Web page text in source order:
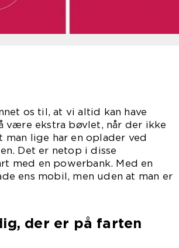
os til, at vi altid kan have
være ekstra bøvlet, når der ikke
lige har en oplader ved
Det er netop i disse
med en powerbank. Med en
ens mobil, men uden at man er
der er på farten